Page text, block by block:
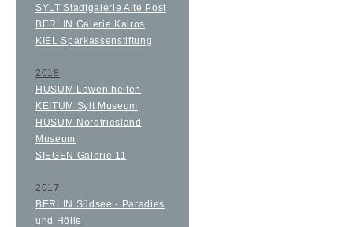
SYLT Stadtgalerie Alte Post
BERLIN Galerie Kairos
KIEL Sparkassenstiftung
2018
HUSUM Löwen helfen
KEITUM Sylt Museum
HUSUM Nordfriesland
Museum
SIEGEN Galerie 11
2017
BERLIN Südsee - Paradies
und Hölle